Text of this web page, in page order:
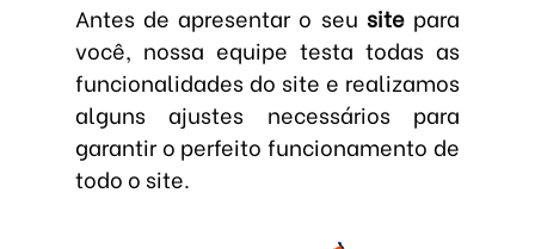
Antes de apresentar o seu site para
você, nossa equipe testa todas as
funcionalidades do site e realizamos
alguns ajustes necessários para
garantir o perfeito funcionamento de
todo o site.